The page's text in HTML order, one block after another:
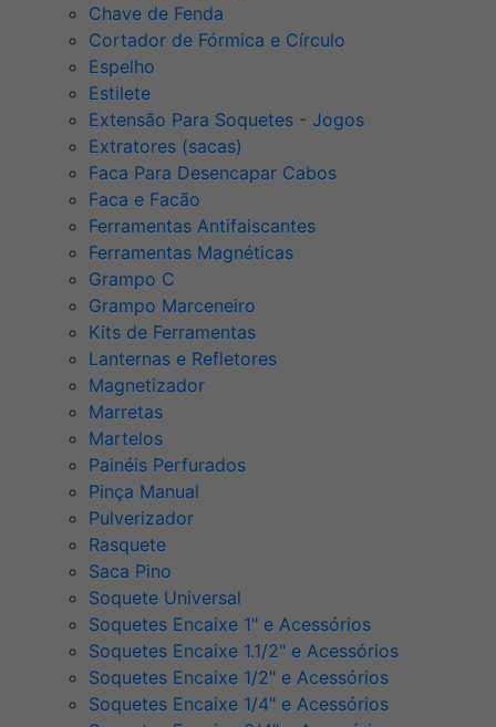
Chave de Fenda
Cortador de Fórmica e Círculo
Espelho
Estilete
Extensão Para Soquetes - Jogos
Extratores (sacas)
Faca Para Desencapar Cabos
Faca e Facão
Ferramentas Antifaiscantes
Ferramentas Magnéticas
Grampo C
Grampo Marceneiro
Kits de Ferramentas
Lanternas e Refletores
Magnetizador
Marretas
Martelos
Painéis Perfurados
Pinça Manual
Pulverizador
Rasquete
Saca Pino
Soquete Universal
Soquetes Encaixe 1" e Acessórios
Soquetes Encaixe 1.1/2" e Acessórios
Soquetes Encaixe 1/2" e Acessórios
Soquetes Encaixe 1/4" e Acessórios